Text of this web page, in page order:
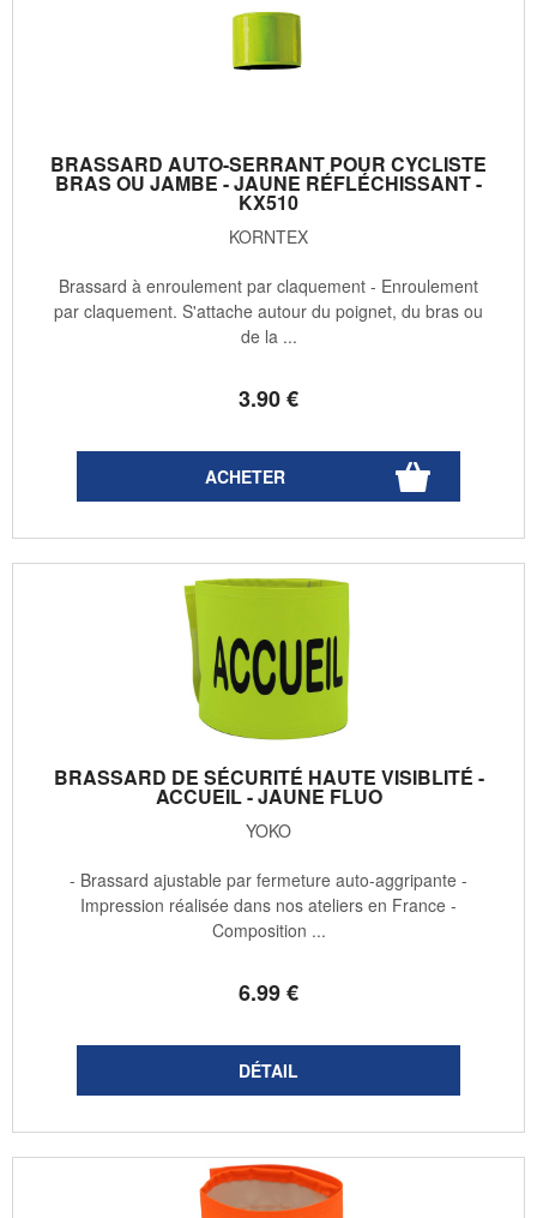
BRASSARD AUTO-SERRANT POUR CYCLISTE
BRAS OU JAMBE - JAUNE RÉFLÉCHISSANT -
KX510
KORNTEX
3.90€
Brassard à enroulement par claquement - Enroulement
par claquement. S'attache autour du poignet, du bras ou
de la ...
BRASSARD DE SÉCURITÉ HAUTE VISIBLITÉ -
ACCUEIL - JAUNE FLUO
YOKO
6.99€
- Brassard ajustable par fermeture auto-aggripante -
Impression réalisée dans nos ateliers en France -
Composition ...